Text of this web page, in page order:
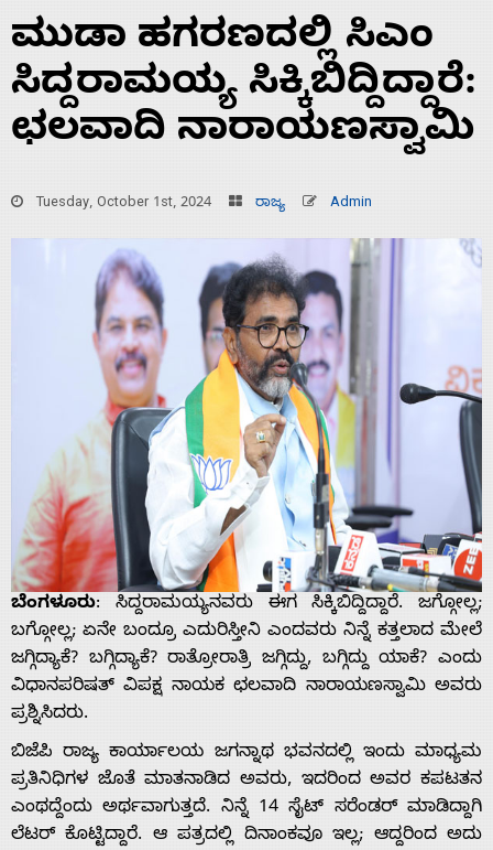
ಮುಡಾ ಹಗರಣದಲ್ಲಿ ಸಿಎಂ
ಸಿದ್ದರಾಮಯ್ಯ ಸಿಕ್ಕಿಬಿದ್ದಿದ್ದಾರೆ:
ಛಲವಾದಿ ನಾರಾಯಣಸ್ವಾಮಿ
Tuesday, October 1st, 2024 ರಾಜ್ಯ Admin
ಬೆಂಗಳೂರು: ಸಿದ್ದರಾಮಯ್ಯನವರು ಈಗ ಸಿಕ್ಕಿಬಿದ್ದಿದ್ದಾರೆ. ಜಗ್ಗೋಲ್ಲ;
ಬಗ್ಗೋಲ್ಲ; ಏನೇ ಬಂದ್ರೂ ಎದುರಿಸ್ತೀನಿ ಎಂದವರು ನಿನ್ನೆ ಕತ್ತಲಾದ ಮೇಲೆ
ಜಗ್ಗಿದ್ಯಾಕೆ? ಬಗ್ಗಿದ್ಯಾಕೆ? ರಾತ್ರೋರಾತ್ರಿ ಜಗ್ಗಿದ್ದು, ಬಗ್ಗಿದ್ದು ಯಾಕೆ? ಎಂದು
ವಿಧಾನಪರಿಷತ್ ವಿಪಕ್ಷ ನಾಯಕ ಛಲವಾದಿ ನಾರಾಯಣಸ್ವಾಮಿ ಅವರು
ಪ್ರಶ್ನಿಸಿದರು.
ಬಿಜೆಪಿ ರಾಜ್ಯ ಕಾರ್ಯಾಲಯ ಜಗನ್ನಾಥ ಭವನದಲ್ಲಿ ಇಂದು ಮಾಧ್ಯಮ
ಪ್ರತಿನಿಧಿಗಳ ಜೊತೆ ಮಾತನಾಡಿದ ಅವರು, ಇದರಿಂದ ಅವರ ಕಪಟತನ
ಎಂಥದ್ದೆಂದು ಅರ್ಥವಾಗುತ್ತದೆ. ನಿನ್ನೆ 14 ಸೈಟ್ ಸರೆಂಡರ್ ಮಾಡಿದ್ದಾಗಿ
ಲೆಟರ್ ಕೊಟ್ಟಿದ್ದಾರೆ. ಆ ಪತ್ರದಲ್ಲಿ ದಿನಾಂಕವೂ ಇಲ್ಲ; ಆದ್ದರಿಂದ ಅದು